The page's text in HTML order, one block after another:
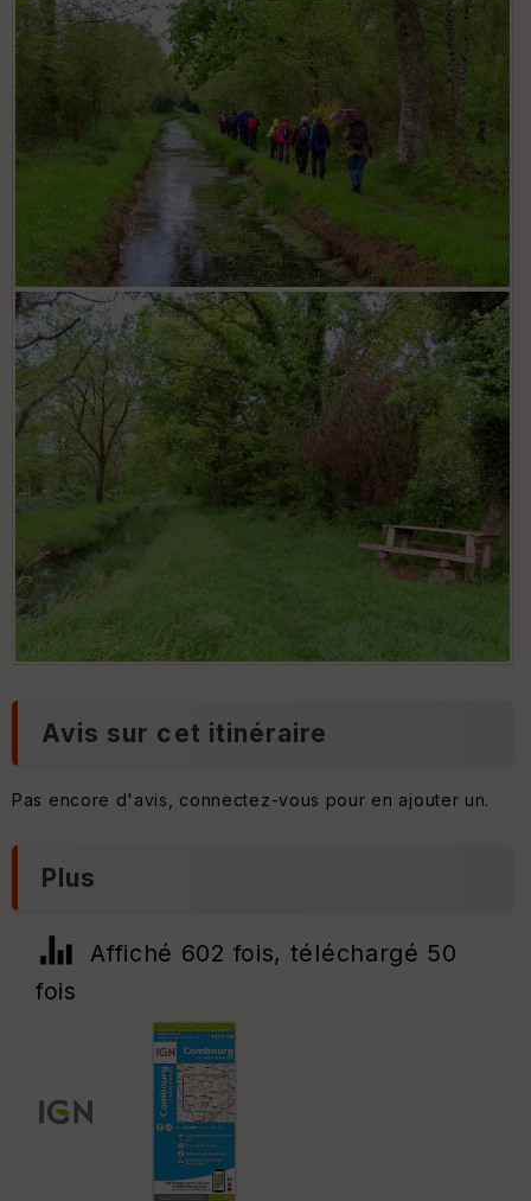
Avis sur cet itinéraire
Pas encore d'avis, connectez-vous pour en ajouter un.
Plus
Affiché 602 fois, téléchargé 50
fois